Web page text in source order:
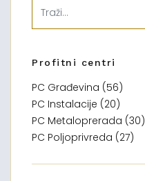
Profitni centri
PC Građevina (56)
PC Instalacije (20)
PC Metaloprerada (30)
PC Poljoprivreda (27)